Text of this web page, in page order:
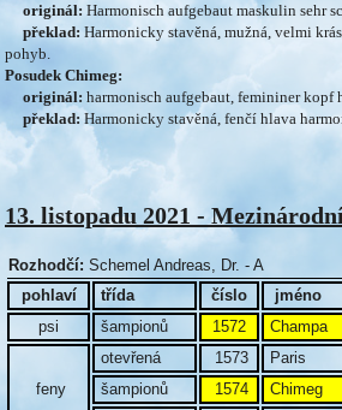
originál: Harmonisch aufgebaut maskulin sehr
překlad: Harmonicky stavěná, mužná, velmi
pohyb.
Posudek Chimeg:
originál: harmonisch aufgebaut, femininer kopf
překlad: Harmonicky stavěná, fenčí hlava
13. listopadu 2021 -
Rozhodčí: Schemel Andreas, Dr. - A
pohlaví
třída číslo
jméno
psi
šampionů 1572 Champa
feny
otevřená 1573
Paris
šampionů
1574
Chimeg